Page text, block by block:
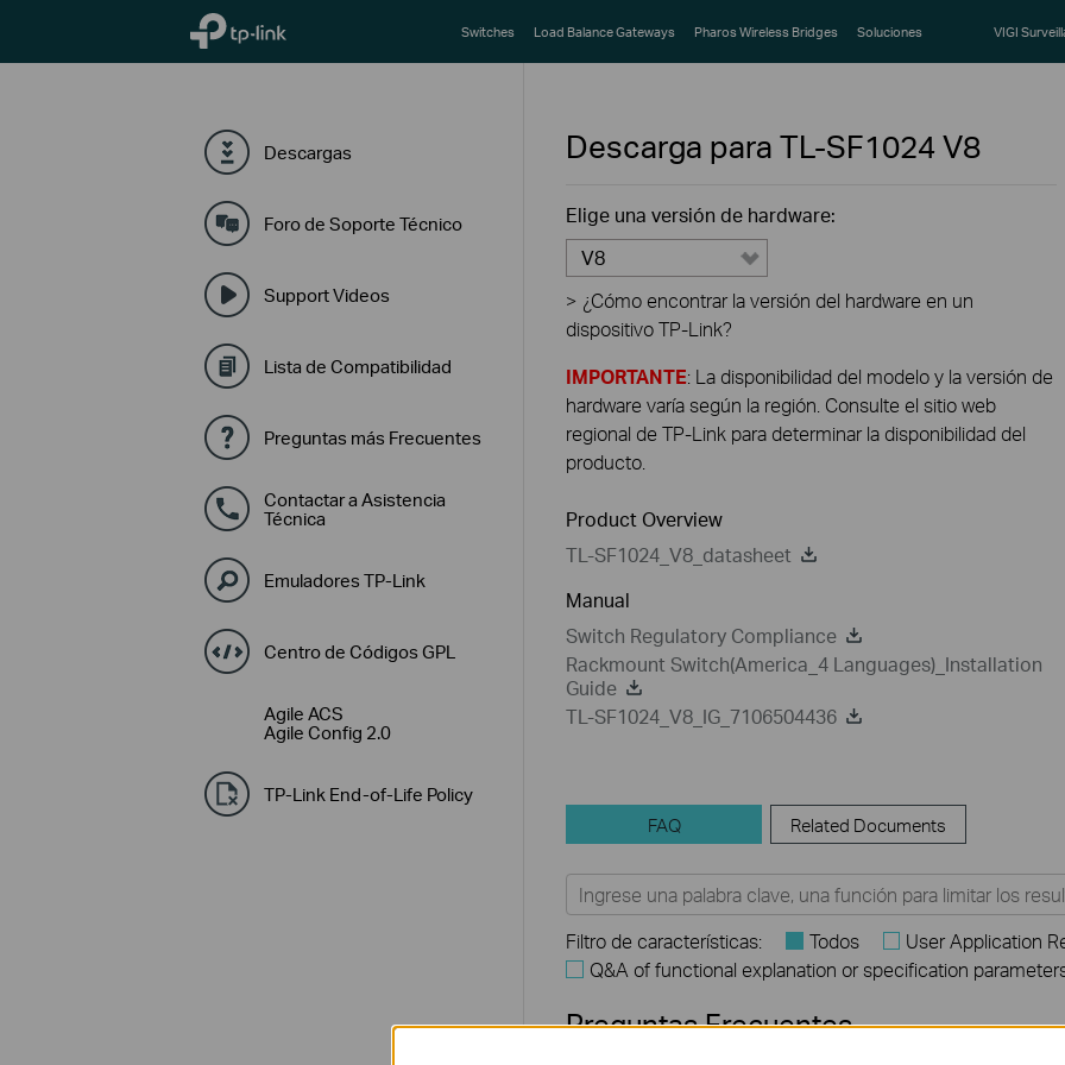
TP-Link, Reliably Smart Switches Load Balance Gateways Pharos Wireless Bridges Soluciones VIGI
Descargas
Foro de Soporte Técnico
Support Videos
Lista de Compatibilidad
Preguntas más Frecuentes
Contactar a Asistencia
Técnica
Emuladores TP-Link
Centro de Códigos GPL
Agile ACS
Agile Config 2.0
TP-Link End-of-Life Policy
Descarga para TL-SF1024V8
Elige una versión de hardware:
V8
> ¿Cómo encontrar la versión del hardware en un
dispositivo TP-Link?
IMPORTANTE: La disponibilidad del modelo y la versión de
hardware varía según la región. Consulte el sitio web
regional de TP-Link para determinar la disponibilidad del
producto.
Product Overview
TL-SF1024_V8_datasheet
Manual
Switch Regulatory Compliance
Rackmount Switch(America_4 Languages)_Installation
Guide
TL-SF1024_V8_IG_7106504436
FAQ Related Documents
Filtro de características: Todos User Application
Q&A of functional explanation or specification
Preguntas Frecuentes